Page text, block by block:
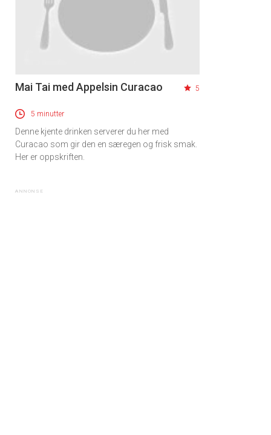
Mai Tai med Appelsin Curacao 5
5 minutter
Denne kjente drinken serverer du her med
Curacao som gir den en særegen og frisk smak.
Her er oppskriften.